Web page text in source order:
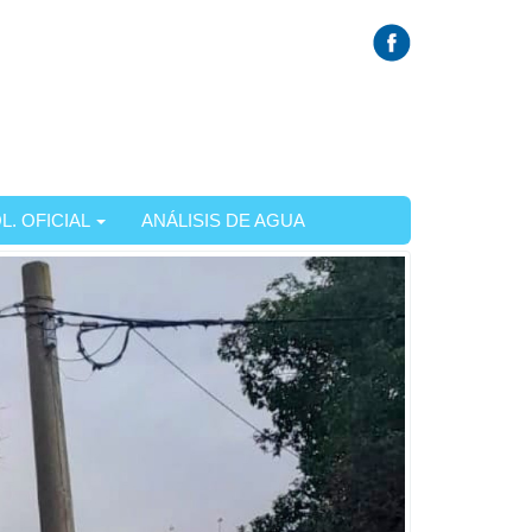
OFICIAL ANÁLISIS DE AGUA